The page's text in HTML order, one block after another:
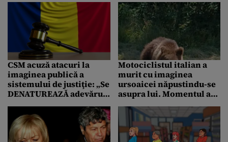
Găsiți-o!
tot felul de scenete
pentru rețelele sociale și
pare preocupat mai
degrabă de imagine decât
de rezolvarea
problemelor
CSM acuză atacuri la
imaginea publică a
sistemului de justiţie: „Se
DENATUREAZĂ adevărul
manieră tendenţioasă”
Motociclistul italian a
murit cu imaginea
ursoaicei năpustindu-se
asupra lui. Momentul a
mobil